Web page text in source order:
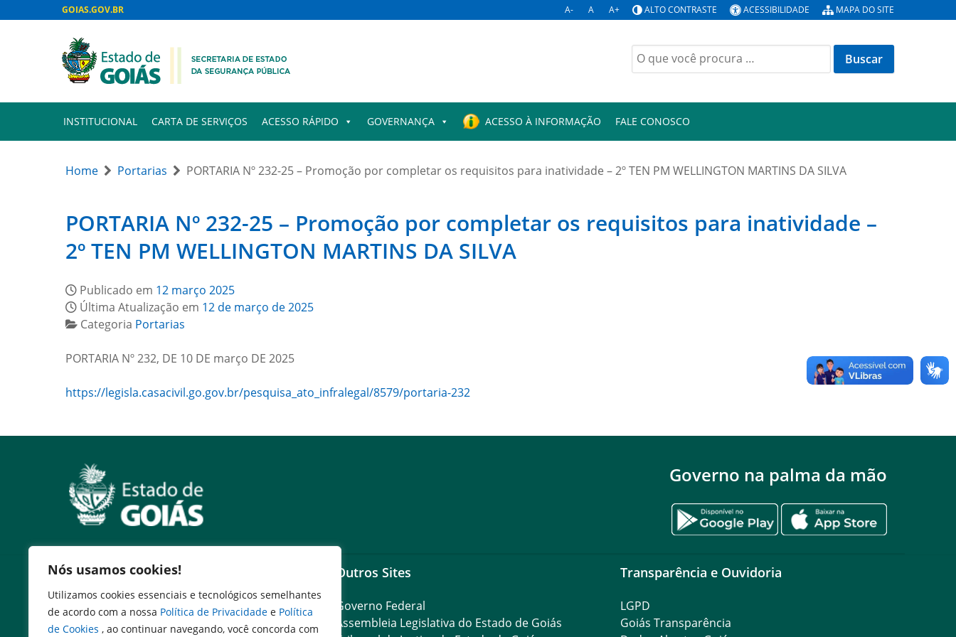
Nós usamos cookies!
Utilizamos cookies essenciais e tecnológicos semelhantes
de acordo com a nossa Política de Privacidade e Política
de Cookies , ao continuar navegando, você concorda com
GOIAS.GOV.BR A- A A+ ALTO CONTRASTE ACESSIBILIDADE MAPA DO SITE
Buscar
por:
INSTITUCIONAL CARTA DE SERVIÇOS ACESSO RÁPIDO GOVERNANÇA ACESSO À INFORMAÇÃO FALE CONOSCO
Home Portarias PORTARIA Nº 232-25 – Promoção por completar os requisitos para inatividade – 2º TEN PM WELLINGTON MARTINS DA SILVA
PORTARIA Nº 232-25 – Promoção por completar os requisitos para inatividade –
2º TEN PM WELLINGTON MARTINS DA SILVA
Publicado em 12 março 2025
Última Atualização em 12 de março de 2025
Categoria Portarias
PORTARIA Nº 232, DE 10 DE março DE 2025
https://legisla.casacivil.go.gov.br/pesquisa_ato_infralegal/8579/portaria-232
Governo na palma da mão
Serviços
Expresso Goiás
Expresso Aplicações
Outros Sites
Governo Federal
Assembleia Legislativa do Estado de Goiás
Transparência e Ouvidoria
LGPD
Goiás Transparência